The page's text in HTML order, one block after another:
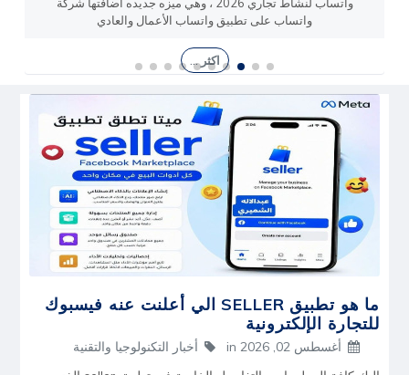
ما هو تطبيق SELLER الي أعلنت عنه فيسبوك
للتجارة الإلكترونية
أغسطس 02, 2026 in
أخبار التكنولوجيا والتقنية